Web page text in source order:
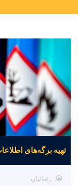
تهیه برگه‌های اطلاعات
رضائیان